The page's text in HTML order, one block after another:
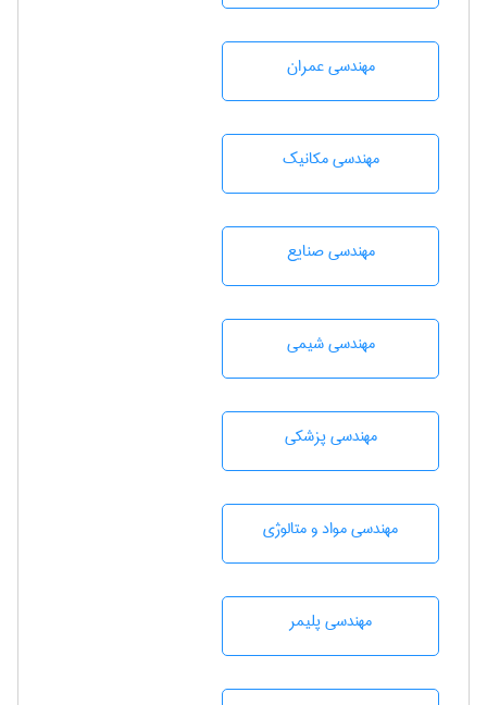
مهندسی عمران
مهندسی مکانیک
مهندسی صنايع
مهندسي شيمی
مهندسی پزشکی
مهندسی مواد و متالوژی
مهندسی پليمر